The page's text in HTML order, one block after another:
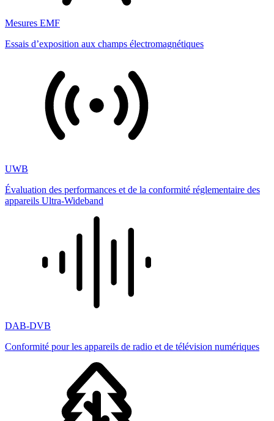
Mesures EMF
Essais d’exposition aux champs électromagnétiques
UWB
Évaluation des performances et de la conformité réglementaire des
appareils Ultra-Wideband
DAB-DVB
Conformité pour les appareils de radio et de télévision numériques